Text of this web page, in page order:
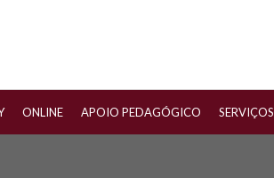
ONLINE APOIO PEDAGÓGICO SERVIÇOS